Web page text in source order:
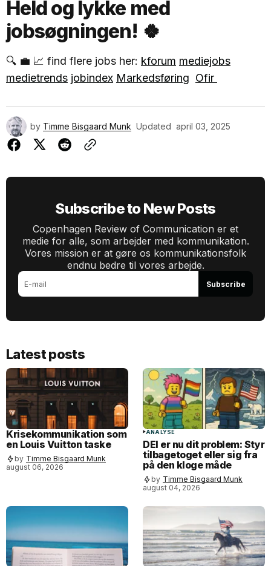
Held og lykke med
jobsøgningen! 🍀
🔍 💼 📈 find flere jobs her: kforum mediejobs
medietrends jobindex Markedsføring Ofir
by Timme Bisgaard Munk Updated april 03, 2025
Subscribe to New Posts
Copenhagen Review of Communication er et
medie for alle, som arbejder med kommunikation.
Vores mission er at gøre os kommunikationsfolk
endnu bedre til vores arbejde.
Subscribe
Latest posts
Krisekommunikation som
en Louis Vuitton taske
by Timme Bisgaard Munk
august 06, 2026
ANALYSE
DEI er nu dit problem: Styr
tilbagetoget eller sig fra
på den kloge måde
by Timme Bisgaard Munk
august 04, 2026